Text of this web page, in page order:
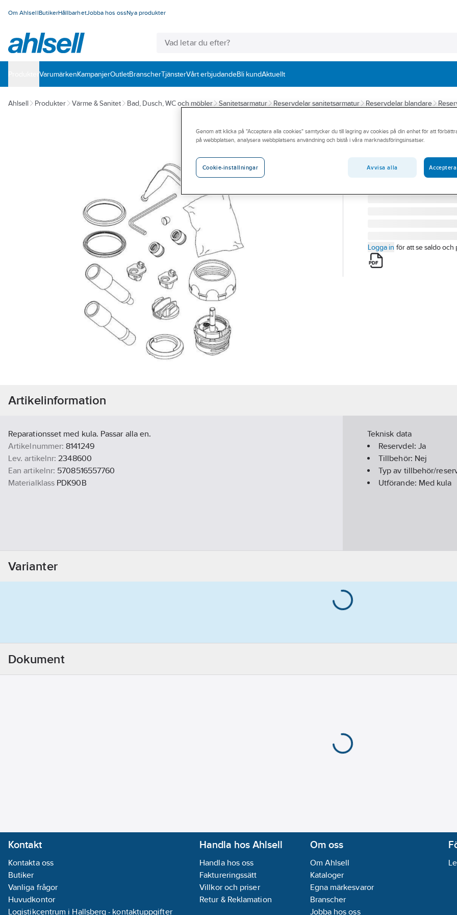
Om AhlsellButikerHållbarhetJobba hos ossNya produkter
VarumärkenKampanjerOutletBranscherTjänsterVårt erbjudandeBli kundAktuellt
Ahlsell Produkter Värme & Sanitet Bad, Dusch, WC och möbler Sanitetsarmatur Reservdelar sanitetsarmatur Reservdelar blandare
DAMIXA
DAMIXA
Artikelnummer:
8141249
2348600
Logga in för att se saldo och
Artikelinformation
Reparationsset med kula. Passar alla en.
Artikelnummer: 8141249
Lev. artikelnr: 2348600
Ean artikelnr: 5708516557760
Materialklass PDK90B
Teknisk data
Reservdel: Ja
Tillbehör: Nej
Typ av tillbehör/
Utförande: Med kula
Varianter
Dokument
Kontakt
Kontakta oss
Butiker
Vanliga frågor
Huvudkontor
Logistikcentrum i Hallsberg - kontaktuppgifter
Handla hos Ahlsell
Handla hos oss
Faktureringssätt
Villkor och priser
Retur & Reklamation
Om oss
Om Ahlsell
Kataloger
Egna märkesvaror
Branscher
Jobba hos oss
Genom att klicka på "Acceptera alla cookies" samtycker du till lagring av cookies på din enhet för att
på webbplatsen, analysera webbplatsens användning och bistå i våra marknadsföringsinsatser.
Cookie-inställningar Avvisa alla